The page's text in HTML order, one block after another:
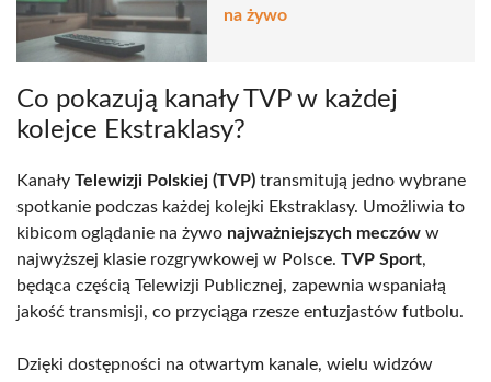
na żywo
Co pokazują kanały TVP w każdej
kolejce Ekstraklasy?
Kanały Telewizji Polskiej (TVP) transmitują jedno wybrane
spotkanie podczas każdej kolejki Ekstraklasy. Umożliwia to
kibicom oglądanie na żywo najważniejszych meczów w
najwyższej klasie rozgrywkowej w Polsce. TVP Sport,
będąca częścią Telewizji Publicznej, zapewnia wspaniałą
jakość transmisji, co przyciąga rzesze entuzjastów futbolu.
Dzięki dostępności na otwartym kanale, wielu widzów